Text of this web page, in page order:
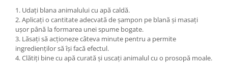
Dispensere pentru doze
odorizante spray SPRING AIR
Odorizanti ambientali si tesaturi
SPRING AIR
Saculeti parfumati si pliculete
1. Udați blana animalului cu apă caldă.
2. Aplicați o cantitate adecvată de șampon pe blană și masați
ușor până la formarea unei spume bogate.
3. Lăsați să acționeze câteva minute pentru a permite
ingredienților să își facă efectul.
4. Clătiți bine cu apă curată și uscați animalul cu o prosopă moale.